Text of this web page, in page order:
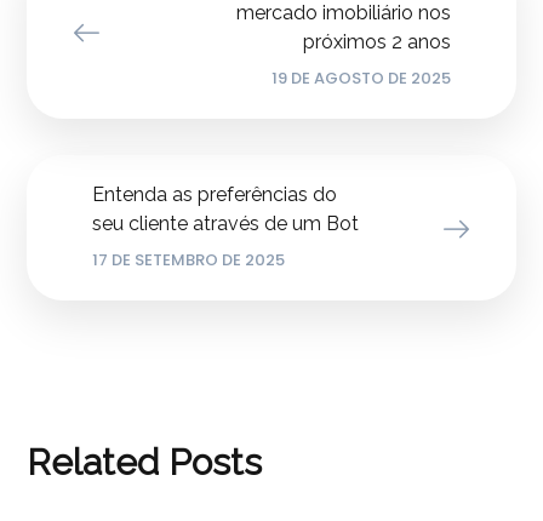
mercado imobiliário nos
próximos 2 anos
19 DE AGOSTO DE 2025
Entenda as preferências do
seu cliente através de um Bot
17 DE SETEMBRO DE 2025
Related Posts